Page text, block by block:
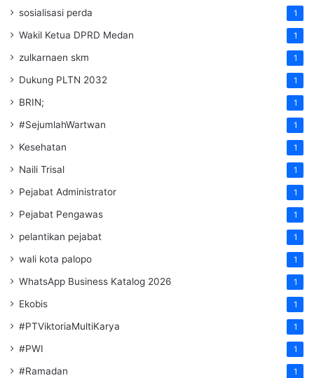
sosialisasi perda 1
Wakil Ketua DPRD Medan 1
zulkarnaen skm 1
Dukung PLTN 2032 1
BRIN; 1
#SejumlahWartwan 1
Kesehatan 1
Naili Trisal 1
Pejabat Administrator 1
Pejabat Pengawas 1
pelantikan pejabat 1
wali kota palopo 1
WhatsApp Business Katalog 2026 1
Ekobis 1
#PTViktoriaMultiKarya 1
#PWI 1
#Ramadan 1